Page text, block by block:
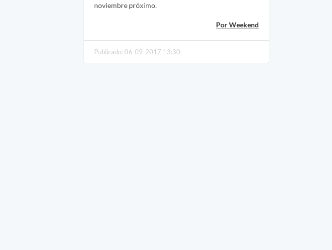
noviembre próximo.
Por Weekend
Publicado: 06-09-2017 13:30